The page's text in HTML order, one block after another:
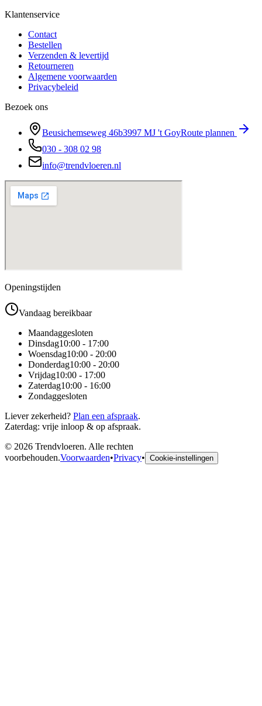
Klantenservice
Contact
Bestellen
Verzenden & levertijd
Retourneren
Algemene voorwaarden
Privacybeleid
Bezoek ons
Beusichemseweg 46b3997 MJ 't GoyRoute plannen
030 - 308 02 98
info@trendvloeren.nl
Openingstijden
Vandaag bereikbaar
Maandaggesloten
Dinsdag10:00 - 17:00
Woensdag10:00 - 20:00
Donderdag10:00 - 20:00
Vrijdag10:00 - 17:00
Zaterdag10:00 - 16:00
Zondaggesloten
Liever zekerheid? Plan een afspraak.
Zaterdag: vrije inloop & op afspraak.
© 2026 Trendvloeren. Alle rechten
voorbehouden.Voorwaarden•Privacy• Cookie-instellingen